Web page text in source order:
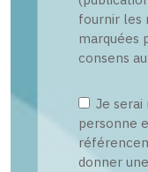
fournir les
marquées
consens
Je
personne
donner